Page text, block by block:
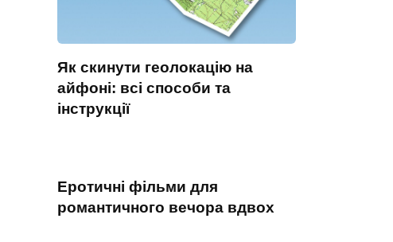
Як скинути геолокацію на
айфоні: всі способи та
інструкції
Еротичні фільми для
романтичного вечора вдвох